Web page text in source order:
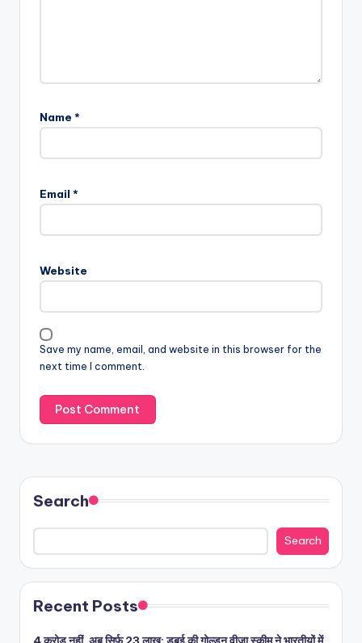
Name *
Email *
Website
Save my name, email, and website in this browser for the
next time I comment.
Search
Search
Recent Posts